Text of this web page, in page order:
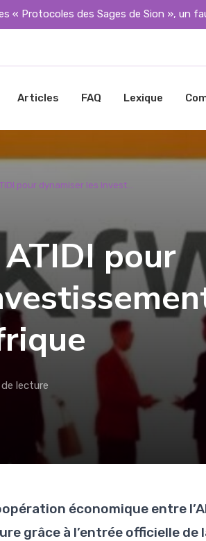
« Protocoles des Sages de Sion », un
Articles FAQ Lexique
pour dynamiser les invest...
ATIDI pour
lecture
économique entre
grâce à l’entrée officielle